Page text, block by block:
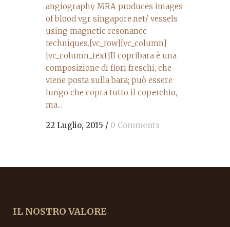
angiography MRA produces images
of blood vgr singapore.net/ vessels
using magnetic resonance
techniques.[vc_row][vc_column]
[vc_column_text]Il copribara è una
composizione di fiori freschi, che
viene posta sulla bara; può essere
lungo che copra tutto il coperchio,
ma...
22 Luglio, 2015 / 0 Comments
IL NOSTRO VALORE